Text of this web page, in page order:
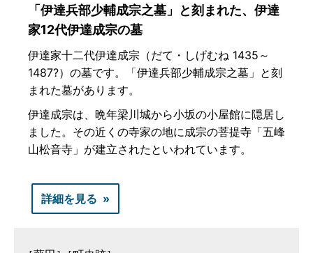
「伊達兵部少輔成宗之墓」と刻まれた、伊達
家12代伊達成宗の墓
伊達家十二代伊達成宗（だて・しげむね 1435～
1487?）の墓です。「伊達兵部少輔成宗之墓」と刻
まれた墓があります。
伊達成宗は、晩年梁川城から小坂の小屋館に隠居し
ました。その近くの寺家の地に成宗の菩提寺「五峰
山松音寺」が建立されたといわれています。
詳細を見る